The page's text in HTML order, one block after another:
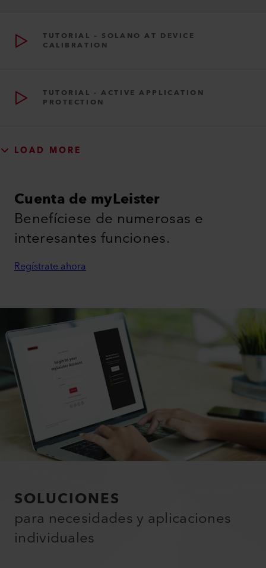
TUTORIAL – SOLANO AT DEVICE
CALIBRATION
TUTORIAL - ACTIVE APPLICATION
PROTECTION
LOAD MORE
Cuenta de myLeister
Benefíciese de numerosas e
interesantes funciones.
Regístrate ahora
SOLUCIONES
para necesidades y aplicaciones
individuales